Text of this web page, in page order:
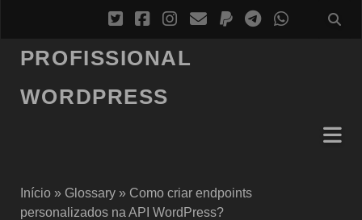
PROFISSIONAL
WORDPRESS
Início» Glossary» Como criar endpoints
personalizados na API WordPress?